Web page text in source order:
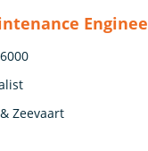
Zeevaart